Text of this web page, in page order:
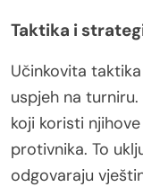
Taktika i
Učinkovita
uspjeh na
koji koristi
protivnika. To
odgovaraju